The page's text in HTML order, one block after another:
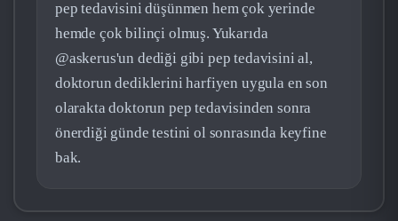
pep tedavisini düşünmen hem çok yerinde
hemde çok bilinçi olmuş. Yukarıda
@askerus'un dediği gibi pep tedavisini al,
doktorun dediklerini harfiyen uygula en son
olarakta doktorun pep tedavisinden sonra
önerdiği günde testini ol sonrasında keyfine
bak.